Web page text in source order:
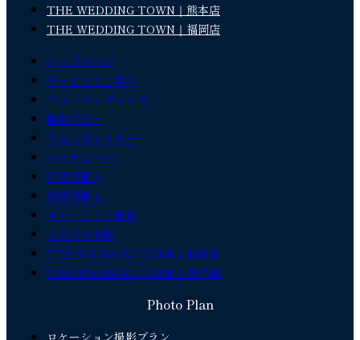
THE WEDDING TOWN｜熊本店
THE WEDDING TOWN｜福岡店
トップページ
サービスのご案内
フォトウェディング
撮影プラン
フォトギャラリー
コスチューム
洋装前撮り
和装前撮り
ロケーション撮影
スタジオ撮影
THE WEDDING TOWN｜熊本店
THE WEDDING TOWN｜福岡店
Photo Plan